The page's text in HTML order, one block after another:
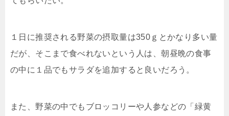
１日に推奨される野菜の摂取量は350ｇとかなり多い量
だが、そこまで食べれないという人は、朝昼晩の食事
の中に１品でもサラダを追加すると良いだろう。
また、野菜の中でもブロッコリーや人参などの「緑黄